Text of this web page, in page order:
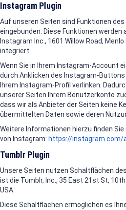
Instagram Plugin
Auf unseren Seiten sind Funktionen
eingebunden. Diese Funktionen werden
Instagram Inc., 1601 Willow Road, Menlo
integriert.
Wenn Sie in Ihrem Instagram-Account
durch Anklicken des Instagram-
Ihrem Instagram-Profil verlinken.
unserer Seiten Ihrem Benutzerkonto
dass wir als Anbieter der Seiten keine
übermittelten Daten sowie deren
Weitere Informationen hierzu finden
von Instagram: https://instagram.com/
Tumblr Plugin
Unsere Seiten nutzen Schaltflächen
ist die Tumblr, Inc., 35 East 21st St, 10th
USA.
Diese Schaltflächen ermöglichen es